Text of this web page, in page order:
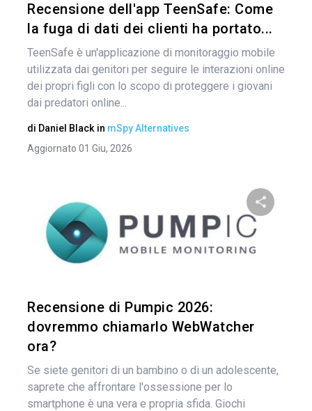
Recensione dell'app TeenSafe: Come
la fuga di dati dei clienti ha portato...
TeenSafe è un'applicazione di monitoraggio mobile
utilizzata dai genitori per seguire le interazioni online
dei propri figli con lo scopo di proteggere i giovani
dai predatori online...
di Daniel Black in mSpy Alternatives
Aggiornato 01 Giu, 2026
Condividi
Recensione di Pumpic 2026:
dovremmo chiamarlo WebWatcher
ora?
Se siete genitori di un bambino o di un adolescente,
saprete che affrontare l'ossessione per lo
smartphone è una vera e propria sfida. Giochi